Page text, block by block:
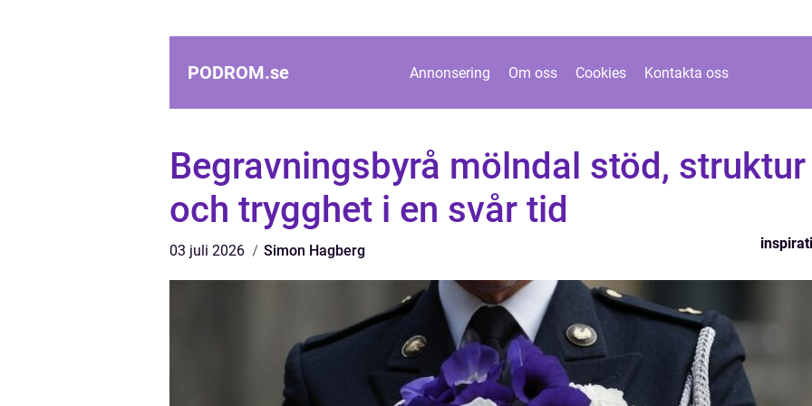
PODROM.se Annonsering Om oss Cookies Kontakta oss
Begravningsbyrå mölndal stöd, struktur
och trygghet i en svår tid
03 juli 2026 Simon Hagberg